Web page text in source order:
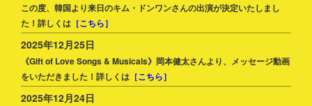
この度、韓国より来日のキム・ドンワンさんの出演が決定いたしまし
た！詳しくは ［こちら］
2025年12月25日
《Gift of Love Songs & Musicals》岡本健太さんより、メッセージ動画
をいただきました！詳しくは ［こちら］
2025年12月24日